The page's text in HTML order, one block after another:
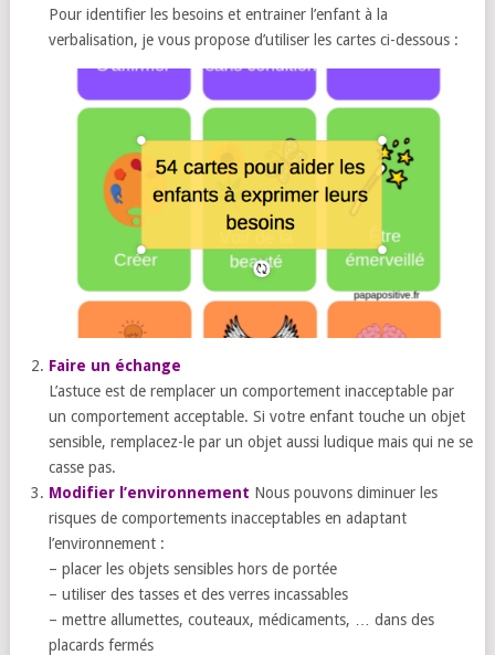
Pour identifier les besoins et entrainer l’enfant à la
verbalisation, je vous propose d’utiliser les cartes ci-dessous :
Faire un échange
L’astuce est de remplacer un comportement inacceptable par
un comportement acceptable. Si votre enfant touche un objet
sensible, remplacez-le par un objet aussi ludique mais qui ne se
casse pas.
Modifier l’environnement Nous pouvons diminuer les
risques de comportements inacceptables en adaptant
l’environnement :
– placer les objets sensibles hors de portée
– utiliser des tasses et des verres incassables
– mettre allumettes, couteaux, médicaments, … dans des
placards fermés